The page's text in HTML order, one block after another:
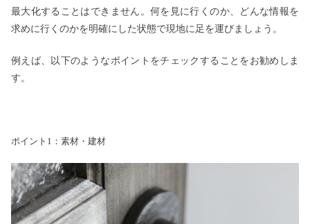
最大化することはできません。何を見に行くのか、どんな情報を
求めに行くのかを明確にした状態で現地に足を運びましょう。
例えば、以下のようなポイントをチェックすることをお勧めしま
す。
ポイント1：素材・建材